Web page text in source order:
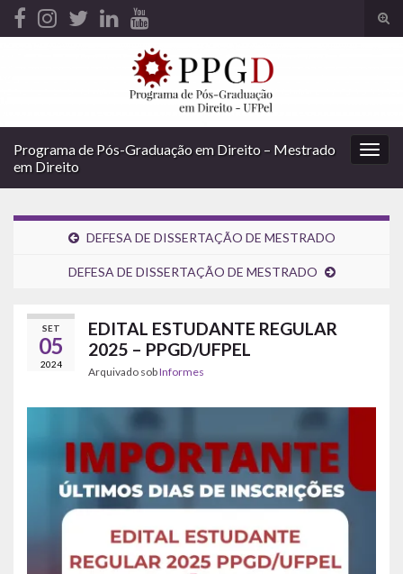
Search for:
Programa de Pós-Graduação em Direito – Mestrado
em Direito
DEFESA DE DISSERTAÇÃO DE MESTRADO
DEFESA DE DISSERTAÇÃO DE MESTRADO
SET
05
2024
EDITAL ESTUDANTE REGULAR
2025 – PPGD/UFPEL
Arquivado sobInformes